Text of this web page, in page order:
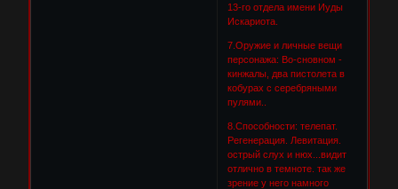
13-го отдела имени Иуды
Искариота.
7.Оружие и личные вещи
персонажа: Во-сновном -
кинжалы, два пистолета в
кобурах с серебряными
пулями..
8.Способности: телепат.
Регенерация. Левитация.
острый слух и нюх...видит
отлично в темноте. так же
зрение у него намного